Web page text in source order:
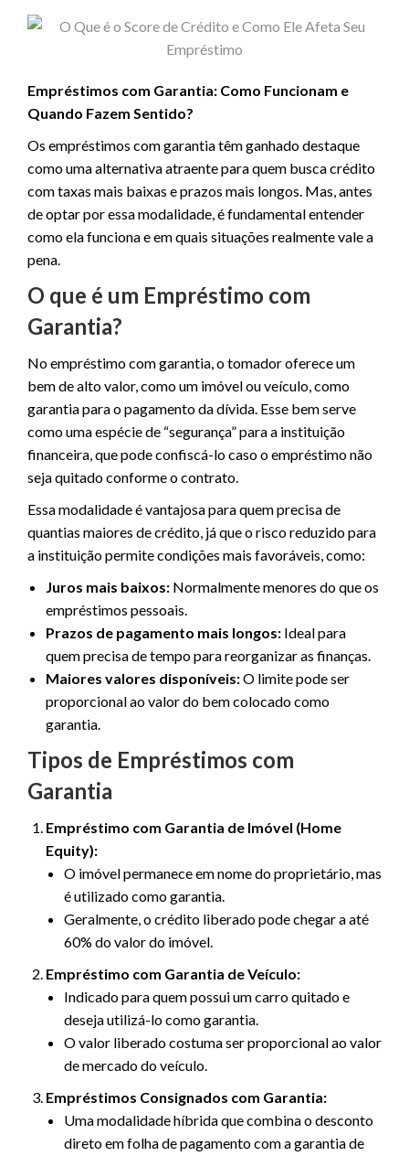
Empréstimos com Garantia: Como Funcionam e
Quando Fazem Sentido?
Os empréstimos com garantia têm ganhado destaque
como uma alternativa atraente para quem busca crédito
com taxas mais baixas e prazos mais longos. Mas, antes
de optar por essa modalidade, é fundamental entender
como ela funciona e em quais situações realmente vale a
pena.
O que é um Empréstimo com
Garantia?
No empréstimo com garantia, o tomador oferece um
bem de alto valor, como um imóvel ou veículo, como
garantia para o pagamento da dívida. Esse bem serve
como uma espécie de “segurança” para a instituição
financeira, que pode confiscá-lo caso o empréstimo não
seja quitado conforme o contrato.
Essa modalidade é vantajosa para quem precisa de
quantias maiores de crédito, já que o risco reduzido para
a instituição permite condições mais favoráveis, como:
Juros mais baixos: Normalmente menores do que os
empréstimos pessoais.
Prazos de pagamento mais longos: Ideal para
quem precisa de tempo para reorganizar as finanças.
Maiores valores disponíveis:O limite pode ser
proporcional ao valor do bem colocado como
garantia.
Tipos de Empréstimos com
Garantia
Empréstimo com Garantia de Imóvel (Home
Equity):
O imóvel permanece em nome do proprietário, mas
é utilizado como garantia.
Geralmente, o crédito liberado pode chegar a até
60% do valor do imóvel.
Empréstimo com Garantia de Veículo:
Indicado para quem possui um carro quitado e
deseja utilizá-lo como garantia.
O valor liberado costuma ser proporcional ao valor
de mercado do veículo.
Empréstimos Consignados com Garantia:
Uma modalidade híbrida que combina o desconto
direto em folha de pagamento com a garantia de